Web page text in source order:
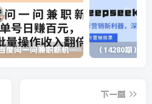
百度问一问兼职新机遇，单号日赚百元，批量操作收入翻倍
下一篇